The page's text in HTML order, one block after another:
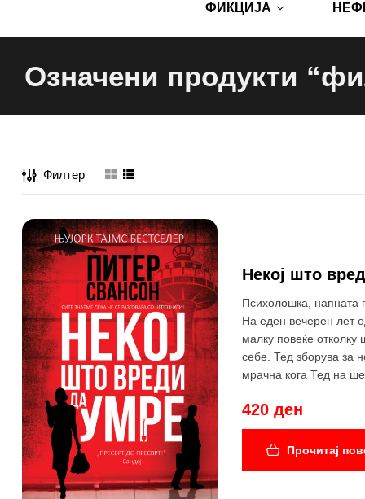
ФИКЦИЈА
Означени продукти
Филтер
Некој што
Психолошка, напната
На еден вечерен лет
малку повеќе отколку
себе. Тед зборува за
мрачна кога Тед на
420 ден
Прочитај